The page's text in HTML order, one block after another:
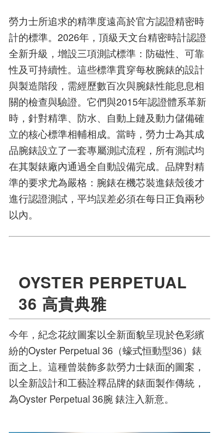
勞力士所追求的精準度遠高於官方認證精密時
計的標準。2026年，頂級天文台精密時計認證
全新升級，增設三項測試標準：防磁性、可靠
性及可持續性。這些標準貫穿每枚腕錶的設計
與製造階段，需經歷數百次與腕錶性能息息相
關的檢查與驗證。它們與2015年認證體系革新
時，針對精準、防水、自動上鏈及動力儲備確
立的核心標準相輔相成。當時，勞力士為其成
品腕錶設立了一套專屬測試流程，所有測試均
在其製錶廠內通過全自動設備完成。品牌對精
準的要求尤為嚴格：腕錶在機芯裝進錶殼後才
進行認證測試，平均誤差必須在每日正負兩秒
以內。
OYSTER PERPETUAL
36 高貴典雅
今年，紀念花紋圖案以全新面貌呈現於色彩繽
紛的Oyster Perpetual 36（蠔式恒動型36）錶
面之上。這種曾裝飾多款勞力士錶面的圖案，
以全新設計和工藝詮釋品牌的錶面製作傳統，
為Oyster Perpetual 36腕 錶注入新意。